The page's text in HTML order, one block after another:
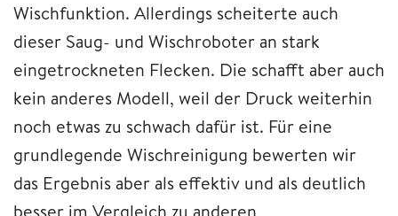
Wischfunktion. Allerdings scheiterte auch
dieser Saug- und Wischroboter an stark
eingetrockneten Flecken. Die schafft aber auch
kein anderes Modell, weil der Druck weiterhin
noch etwas zu schwach dafür ist. Für eine
grundlegende Wischreinigung bewerten wir
das Ergebnis aber als effektiv und als deutlich
besser im Vergleich zu anderen